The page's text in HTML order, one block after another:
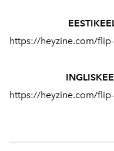
https://heyzine.com/
https://heyzine.com/